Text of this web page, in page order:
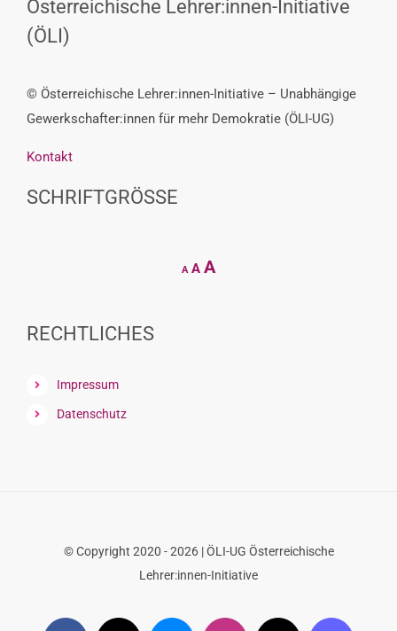
Österreichische Lehrer:innen-Initiative
(ÖLI)
© Österreichische Lehrer:innen-Initiative – Unabhängige
Gewerkschafter:innen für mehr Demokratie (ÖLI-UG)
Kontakt
SCHRIFTGRÖSSE
A
Decrease
font
A Reset
AIncrease
RECHTLICHES
Impressum
Datenschutz
© Copyright 2020 - 2026 | ÖLI-UG Österreichische
Lehrer:innen-Initiative